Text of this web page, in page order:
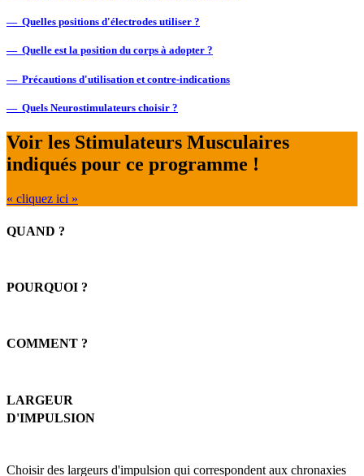
— Quelles positions d'électrodes utiliser ?
— Quelle est la position du corps à adopter ?
— Précautions d'utilisation et contre-indications
— Quels Neurostimulateurs choisir ?
Voir les Stimulateurs Musculaires
indiqués pour ce programme !
« cliquez ici »
QUAND ?
POURQUOI ?
COMMENT ?
LARGEUR
D'IMPULSION
Choisir des largeurs d'impulsion qui correspondent aux chronaxies